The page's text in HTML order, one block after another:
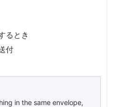
るとき
付
in the same envelope,